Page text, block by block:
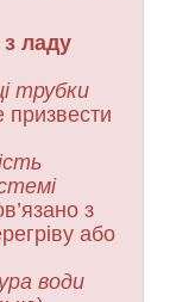
ладу
трубки
з
або
води